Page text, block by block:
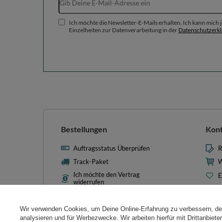
Ich möchte die Newsletter-E-Mails erhalten. Ich kann
Einzelheiten zur Datenverarbeitung in der
Bestellungen
Auftragsstatus Überprüfen
Track-Paket
Ich möchte den Vertrag
widerrufen
Wir verwenden Cookies, um Deine Online-Erfahrung zu verbessern,
analysieren und für Werbezwecke. Wir arbeiten hierfür mit